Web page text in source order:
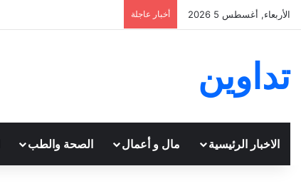
الأربعاء, أغسطس 5 2026 أخبار عاجلة
تداوين
الاخبار الرئيسية مال و أعمال الصحة والطب